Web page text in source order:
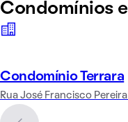
Condomínios
Condomínio Terrara
Rua José Francisco Pereira